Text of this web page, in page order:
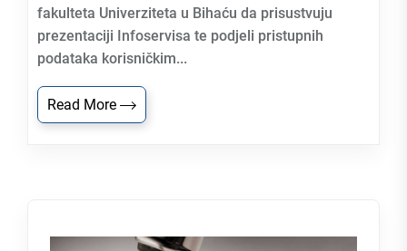
fakulteta Univerziteta u Bihaću da prisustvuju
prezentaciji Infoservisa te podjeli pristupnih
podataka korisničkim...
Read More